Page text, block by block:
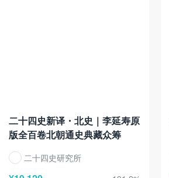
二十四史新译・北史｜李延寿原
版全百卷北朝通史典藏众筹
二十四史研究所